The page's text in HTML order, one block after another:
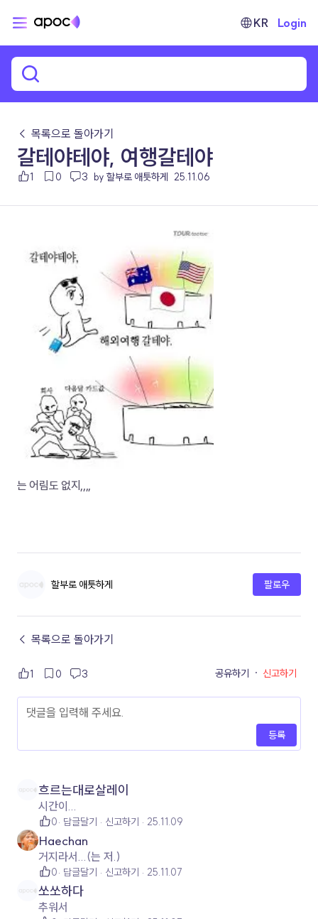
KR Login
← 목록으로 돌아가기
갈테야테야, 여행갈테야
1 0 3 by 할부로 애틋하게 25.11.06
는 어림도 없지,,,,
할부로 애틋하게 팔로우
← 목록으로 돌아가기
1 0 3 공유하기 · 신고하기
등록
흐르는대로살레이
시간이...
0 답글달기 신고하기 25.11.09
Haechan
거지라서...(는 저.)
0 답글달기 신고하기 25.11.07
쏘쏘하다
추워서